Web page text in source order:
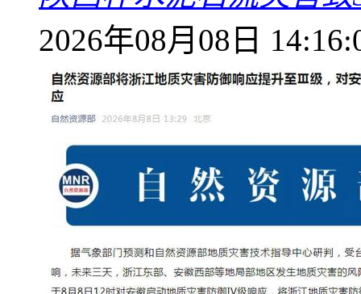
2026年08月08日